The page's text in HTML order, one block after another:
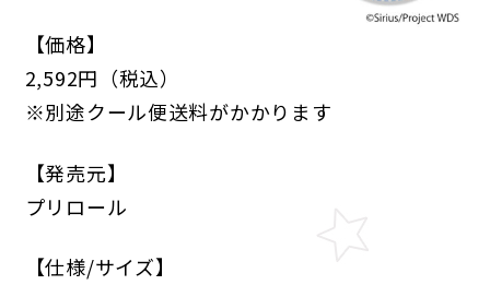
GAME
NEWS STORY
CHARACTER
【価格】
2,592円（税込）
※別途クール便送料がかかります
【発売元】
プリロール
【仕様/サイズ】